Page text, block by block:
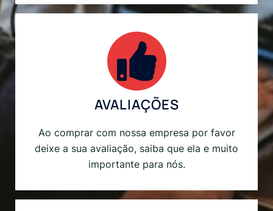
AVALIAÇÕES
Ao comprar com nossa empresa por favor
deixe a sua avaliação, saiba que ela e muito
importante para nós.